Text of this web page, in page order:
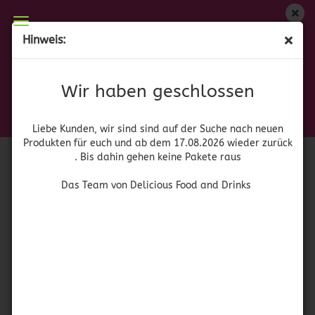
Hinweis:
Wir haben geschlossen
Liebe Kunden, wir sind sind auf der Suche nach neuen
Produkten für euch und ab dem 17.08.2026 wieder zurück
. Bis dahin gehen keine Pakete raus
Das Team von Delicious Food and Drinks
Wir haben geschlossen
zurück. Bis dahin gehen keine Pakete raus
Das Team von Delicious Food and Drinks
41471)
San Miguel